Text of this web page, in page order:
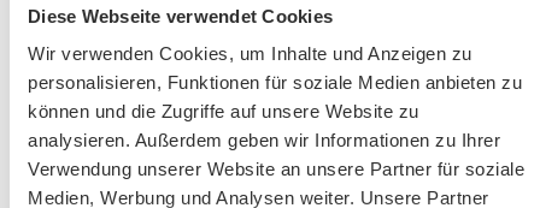
Diese Webseite verwendet Cookies
Wir verwenden Cookies, um Inhalte und Anzeigen zu
personalisieren, Funktionen für soziale Medien anbieten zu
können und die Zugriffe auf unsere Website zu
analysieren. Außerdem geben wir Informationen zu Ihrer
Verwendung unserer Website an unsere Partner für soziale
Medien, Werbung und Analysen weiter. Unsere Partner
In den Warenkorb
-9%